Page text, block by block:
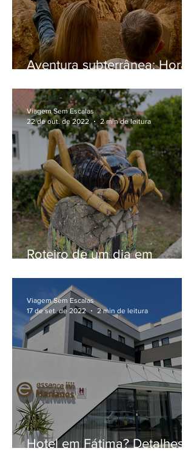
Aventura subterrânea: Hora
Moeda, em Fátima
Roteiro de um dia em
de Portugal
Viagem Sem Escalas
22 de out. de 2022
2 min de leitura
Hotel em Fátima? Detalhes
Viagem Sem Escalas
17 de set. de 2022
2 min de leitura